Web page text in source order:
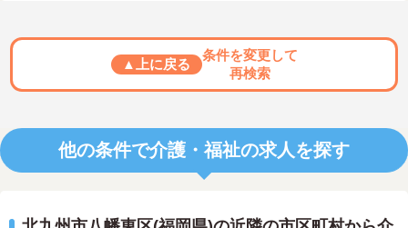
▲上に戻る
条件を変更して
再検索
他の条件で介護・福祉の求人を探す